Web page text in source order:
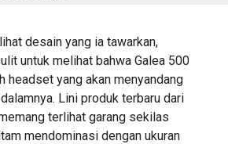
desain yang ia tawarkan,
untuk melihat bahwa Galea 500
headset yang akan menyandang
dalamnya. Lini produk terbaru dari
terlihat garang sekilas
mendominasi dengan ukuran